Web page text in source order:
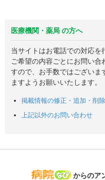
医療機関・薬局 の方へ
当サイトはお電話での対応を
ご希望の内容ごとにお問い合
すので、お手数ではございま
ますようお願いいたします。
掲載情報の修正・追加・削
上記以外のお問い合わせ
病院なび
からのア